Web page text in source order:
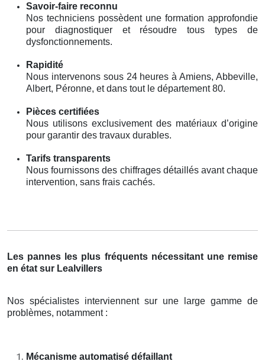
Savoir-faire reconnu
Nos techniciens possèdent une formation approfondie
pour diagnostiquer et résoudre tous types de
dysfonctionnements.
Rapidité
Nous intervenons sous 24 heures à Amiens, Abbeville,
Albert, Péronne, et dans tout le département 80.
Pièces certifiées
Nous utilisons exclusivement des matériaux d’origine
pour garantir des travaux durables.
Tarifs transparents
Nous fournissons des chiffrages détaillés avant chaque
intervention, sans frais cachés.
Les pannes les plus fréquents nécessitant une remise
en état sur Lealvillers
Nos spécialistes interviennent sur une large gamme de
problèmes, notamment :
Mécanisme automatisé défaillant